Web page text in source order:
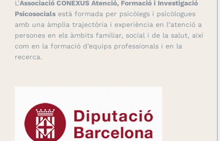
L’Associació CONEXUS Atenció, Formació i Investigació
Psicosocials està formada per psicòlegs i psicòlogues
amb una àmplia trajectòria i experiència en l’atenció a
persones en els àmbits familiar, social i de la salut, així
com en la formació d’equips professionals i en la
recerca.